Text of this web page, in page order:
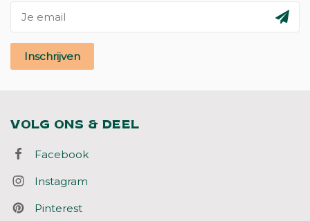
Inschrijven
VOLG ONS & DEEL
Facebook
Instagram
Pinterest